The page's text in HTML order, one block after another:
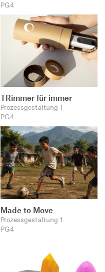
PG4
TRimmer für immer
Prozessgestaltung 1
PG4
Made to Move
Prozessgestaltung 1
PG4